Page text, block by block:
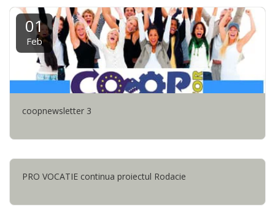
01
Feb
coopnewsletter 3
PRO VOCATIE continua proiectul Rodacie